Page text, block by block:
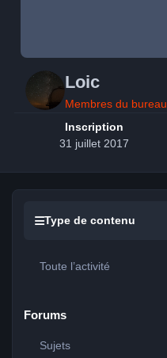
Loic
Membres du bureau
Inscription
31 juillet 2017
Type de contenu
Toute l’activité
Forums
Sujets